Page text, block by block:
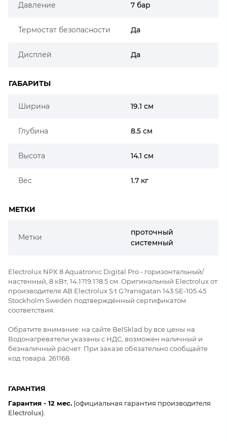
Давление 7 бар
Термостат безопасности Да
Дисплей Да
ГАБАРИТЫ
Ширина 19.1 см
Глубина 8.5 см
Высота 14.1 см
Вес 1.7 кг
МЕТКИ
Метки
проточный
системный
Electrolux NPX 8 Aquatronic Digital Pro - горизонтальный/
настенный, 8 кВт, 14.1?19.1?8.5 см. Оригинальный Electrolux от
производителя AB Electrolux S:t G?ransgatan 143 SE-105 45
Stockholm Sweden подтверждённый сертификатом
соответствия.
Обратите внимание: на сайте BelSklad.by все цены на
Водонагреватели указаны с НДС, возможен наличный и
безналичный расчет. При заказе обязательно сообщайте
код товара: 261168.
ГАРАНТИЯ
Гарантия - 12 мес. (официальная гарантия производителя
Electrolux).